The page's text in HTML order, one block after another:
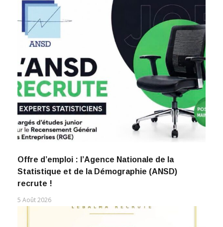
Offre d’emploi : l’Agence Nationale de la
Statistique et de la Démographie (ANSD)
recrute !
5 Août 2026